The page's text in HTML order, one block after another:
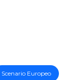
Scenario Europeo